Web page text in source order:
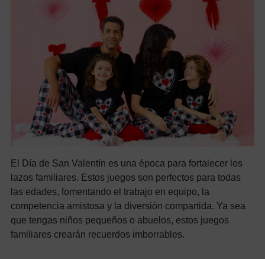
El Día de San Valentín es una época para fortalecer los
lazos familiares. Estos juegos son perfectos para todas
las edades, fomentando el trabajo en equipo, la
competencia amistosa y la diversión compartida. Ya sea
que tengas niños pequeños o abuelos, estos juegos
familiares crearán recuerdos imborrables.